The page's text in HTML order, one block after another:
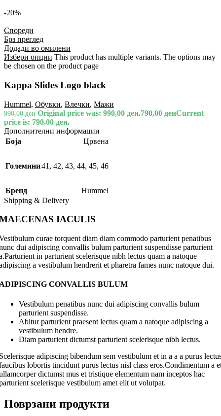
-20%
Спореди
Брз преглед
Додади во омилени
Избери опции This product has multiple variants. The options may
be chosen on the product page
Kappa Slides Logo black
Hummel, Обувки, Влечки, Мажи
990,00ден Original price was: 990,00 ден.790,00 денCurrent
price is: 790,00 ден.
Дополнителни информации
Боја
Црвена
Големини41 , 42, 43, 44, 45, 46
Бренд
Hummel
Shipping & Delivery
IACULIS
curae torquent diam diam commodo parturient penatibus
dui adipiscing convallis bulum parturient suspendisse parturient
in parturient scelerisque nibh lectus quam a natoque
a vestibulum hendrerit et pharetra fames nunc natoque dui.
CONVALLIS BULUM
Vestibulum penatibus nunc dui adipiscing convallis bulum
parturient suspendisse.
Abitur parturient praesent lectus quam a natoque adipiscing a
vestibulum hendre.
Diam parturient dictumst parturient scelerisque nibh lectus.
adipiscing bibendum sem vestibulum et in a a a purus
lobortis tincidunt purus lectus nisl class eros.Condimentum a
dictumst mus et tristique elementum nam inceptos hac
scelerisque vestibulum amet elit ut volutpat.
Поврзани продукти